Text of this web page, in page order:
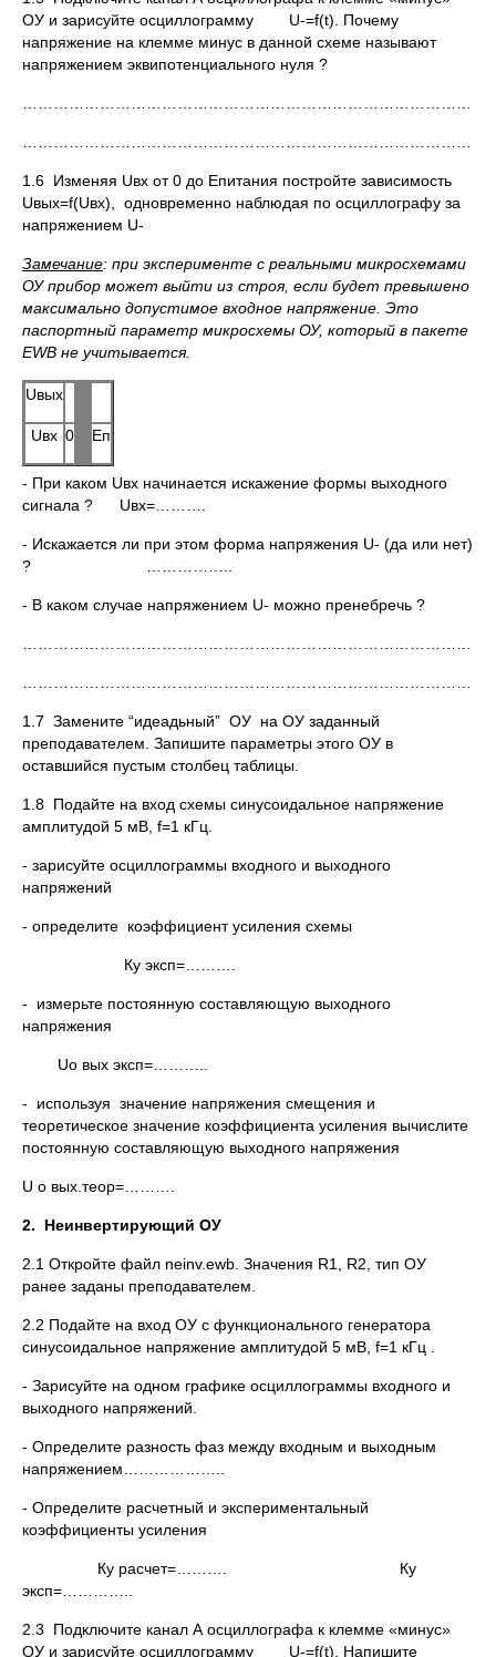
ОУ и зарисуйте осциллограмму U-=f(t). Почему
напряжение на клемме минус в данной схеме называют
напряжением эквипотенциального нуля ?
1.6 Изменяя Uвх от 0 до Епитания постройте зависимость
Uвых=f(Uвх), одновременно наблюдая по осциллографу за
напряжением U-
Замечание: при эксперименте с реальными микросхемами
ОУ прибор может выйти из строя, если будет превышено
максимально допустимое входное напряжение. Это
паспортный параметр микросхемы ОУ, который в пакете
EWB не учитывается.
Uвых
Uвх 0 Еп
- При каком Uвх начинается искажение формы выходного
сигнала ? Uвх=……….
- Искажается ли при этом форма напряжения U- (да или нет)
? ……………..
- В каком случае напряжением U- можно пренебречь ?
1.7 Замените “идеадьный” ОУ на ОУ заданный
преподавателем. Запишите параметры этого ОУ в
оставшийся пустым столбец таблицы.
1.8 Подайте на вход схемы синусоидальное напряжение
амплитудой 5 мВ, f=1 кГц.
- зарисуйте осциллограммы входного и выходного
напряжений
- определите коэффициент усиления схемы
Ку эксп=……….
- измерьте постоянную составляющую выходного
напряжения
Uo вых эксп=………..
- используя значение напряжения смещения и
теоретическое значение коэффициента усиления вычислите
постоянную составляющую выходного напряжения
U o вых.теор=……….
2. Неинвертирующий ОУ
2.1 Откройте файл neinv.ewb. Значения R1, R2, тип ОУ
ранее заданы преподавателем.
2.2 Подайте на вход ОУ с функционального генератора
синусоидальное напряжение амплитудой 5 мВ, f=1 кГц .
- Зарисуйте на одном графике осциллограммы входного и
выходного напряжений.
- Определите разность фаз между входным и выходным
напряжением………………..
- Определите расчетный и экспериментальный
коэффициенты усиления
Ку расчет=………. Ку
эксп=…………..
2.3 Подключите канал А осциллографа к клемме «минус»
ОУ и зарисуйте осциллограмму U-=f(t). Напишите